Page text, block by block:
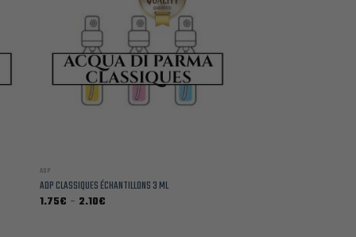
ADP
ADP CLASSIQUES ÉCHANTILLONS 3 ML
1.75€ – 2.10€Plage